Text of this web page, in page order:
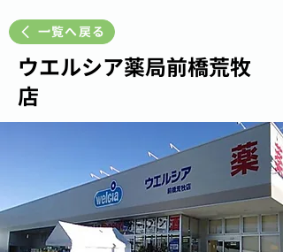
一覧へ戻る
ウエルシア薬局前橋荒牧
店